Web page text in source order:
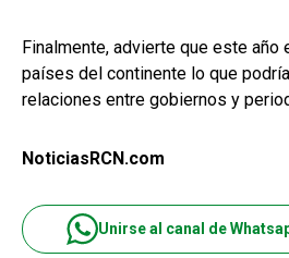
Finalmente, advierte que este año
países del continente lo que
relaciones entre gobiernos y
NoticiasRCN.com
Unirse al canal de